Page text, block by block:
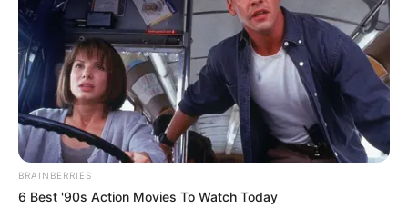
BRAINBERRIES
6 Best '90s Action Movies To Watch Today